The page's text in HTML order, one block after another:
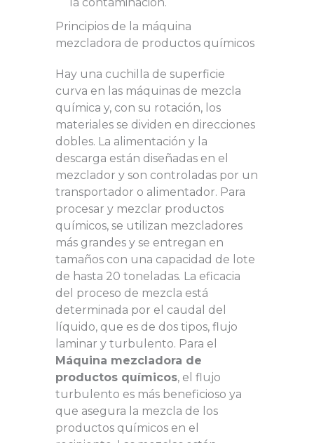
la contaminación.
Principios de la máquina
mezcladora de productos químicos
Hay una cuchilla de superficie
curva en las máquinas de mezcla
química y, con su rotación, los
materiales se dividen en direcciones
dobles. La alimentación y la
descarga están diseñadas en el
mezclador y son controladas por un
transportador o alimentador. Para
procesar y mezclar productos
químicos, se utilizan mezcladores
más grandes y se entregan en
tamaños con una capacidad de lote
de hasta 20 toneladas. La eficacia
del proceso de mezcla está
determinada por el caudal del
líquido, que es de dos tipos, flujo
laminar y turbulento. Para el
Máquina mezcladora de
productos químicos, el flujo
turbulento es más beneficioso ya
que asegura la mezcla de los
productos químicos en el